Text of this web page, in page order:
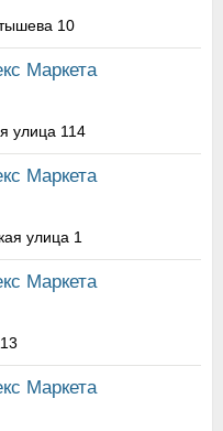
10
Маркета
улица 114
Маркета
улица 1
Маркета
Маркета